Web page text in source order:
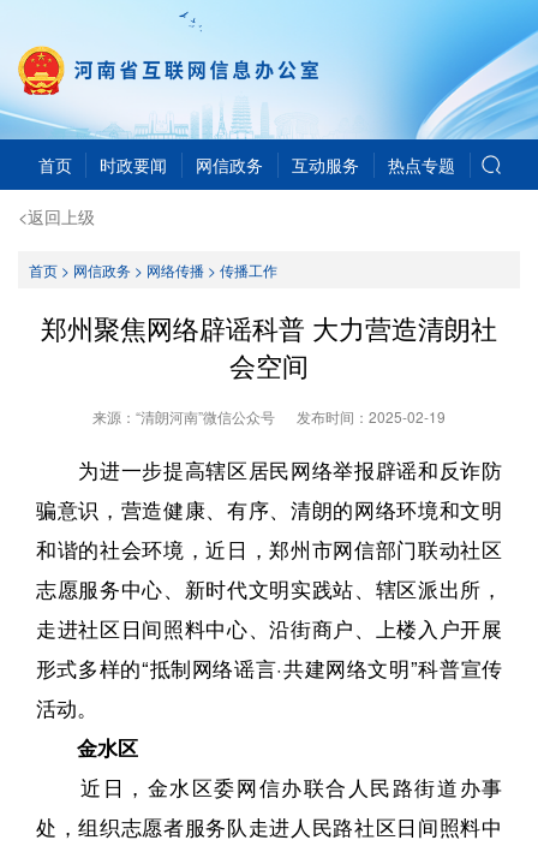
首页 时政要闻 网信政务 互动服务 热点专题
<返回上级
首页> 网信政务> 网络传播> 传播工作
郑州聚焦网络辟谣科普 大力营造清朗社
会空间
来源：“清朗河南”微信公众号 发布时间： 2025-02-19
为进一步提高辖区居民网络举报辟谣和反诈防
骗意识，营造健康、有序、清朗的网络环境和文明
和谐的社会环境，近日，郑州市网信部门联动社区
志愿服务中心、新时代文明实践站、辖区派出所，
走进社区日间照料中心、沿街商户、上楼入户开展
形式多样的“抵制网络谣言·共建网络文明”科普宣传
活动。
金水区
近日，金水区委网信办联合人民路街道办事
处，组织志愿者服务队走进人民路社区日间照料中